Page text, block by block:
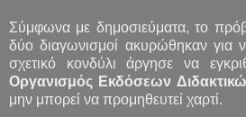
Σύμφωνα με δημοσιεύματα, το
δύο διαγωνισμοί ακυρώθηκαν για
σχετικό κονδύλι άργησε να
Οργανισμός Εκδόσεων
μην μπορεί να προμηθευτεί χαρτί.